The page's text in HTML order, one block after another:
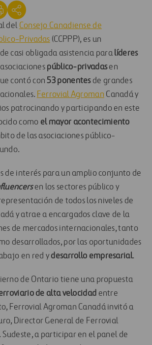
del Consejo Canadiense de
Privadas (CCPPP), es un
casi obligada asistencia para líderes
público-privadasen
contó con53 ponentesde grandes
Ferrovial Agroman Canadá y
patrocinando y participando en este
como el mayor acontecimiento
de las asociaciones público-
de interés para un amplio conjunto de
en los sectores público y
de todos los niveles de
y atrae a encargados clave de la
de mercados internacionales, tanto
desarrollados, por las oportunidades
en red ydesarrollo empresarial.
de Ontario tiene una propuesta
de alta velocidad entre
Ferrovial Agroman Canadá invitó a
Director General de Ferrovial
Sudeste, a participar en el panel de